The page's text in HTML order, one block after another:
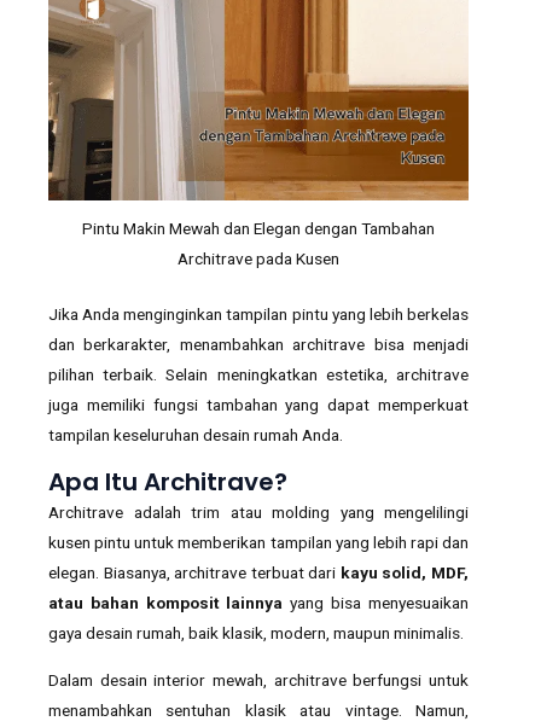
Pintu Makin Mewah dan Elegan dengan Tambahan
Architrave pada Kusen
Jika Anda menginginkan tampilan pintu yang lebih berkelas
dan berkarakter, menambahkan architrave bisa menjadi
pilihan terbaik. Selain meningkatkan estetika, architrave
juga memiliki fungsi tambahan yang dapat memperkuat
tampilan keseluruhan desain rumah Anda.
Apa Itu Architrave?
Architrave adalah trim atau molding yang mengelilingi
kusen pintu untuk memberikan tampilan yang lebih rapi dan
elegan. Biasanya, architrave terbuat dari kayu solid, MDF,
atau bahan komposit lainnya yang bisa menyesuaikan
gaya desain rumah, baik klasik, modern, maupun minimalis.
Dalam desain interior mewah, architrave berfungsi untuk
menambahkan sentuhan klasik atau vintage. Namun,